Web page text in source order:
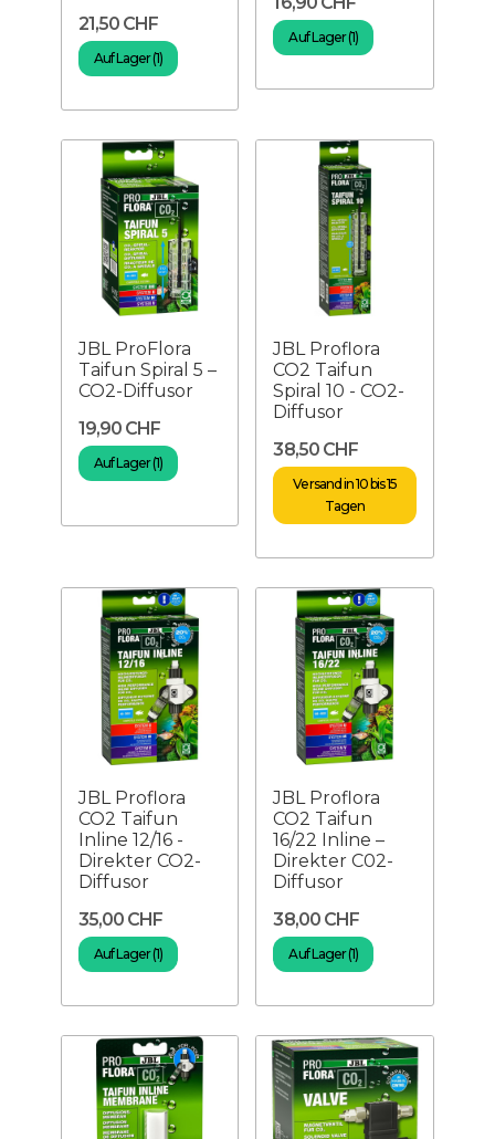
21,50 CHF
Auf Lager (1)
Auf Lager (1)
JBL ProFlora
Taifun Spiral 5 –
CO2-Diffusor
19,90 CHF
Auf Lager (1)
JBL Proflora
CO2 Taifun
Spiral 10 - CO2-
Diffusor
38,50 CHF
Versand in 10 bis 15
Tagen
JBL Proflora
CO2 Taifun
Inline 12/16 -
Direkter CO2-
Diffusor
35,00 CHF
Auf Lager (1)
JBL Proflora
CO2 Taifun
16/22 Inline –
Direkter C02-
Diffusor
38,00 CHF
Auf Lager (1)